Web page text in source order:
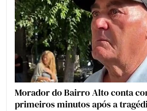
Morador do Bairro Alto conta
primeiros minutos após a